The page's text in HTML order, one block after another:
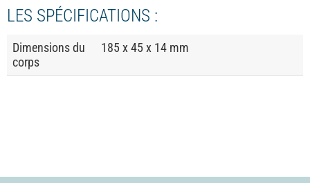
LES SPÉCIFICATIONS :
Dimensions du
corps
185 x 45 x 14 mm